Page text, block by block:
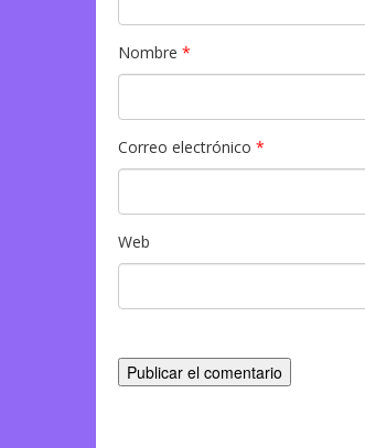
Nombre *
Correo electrónico *
Web